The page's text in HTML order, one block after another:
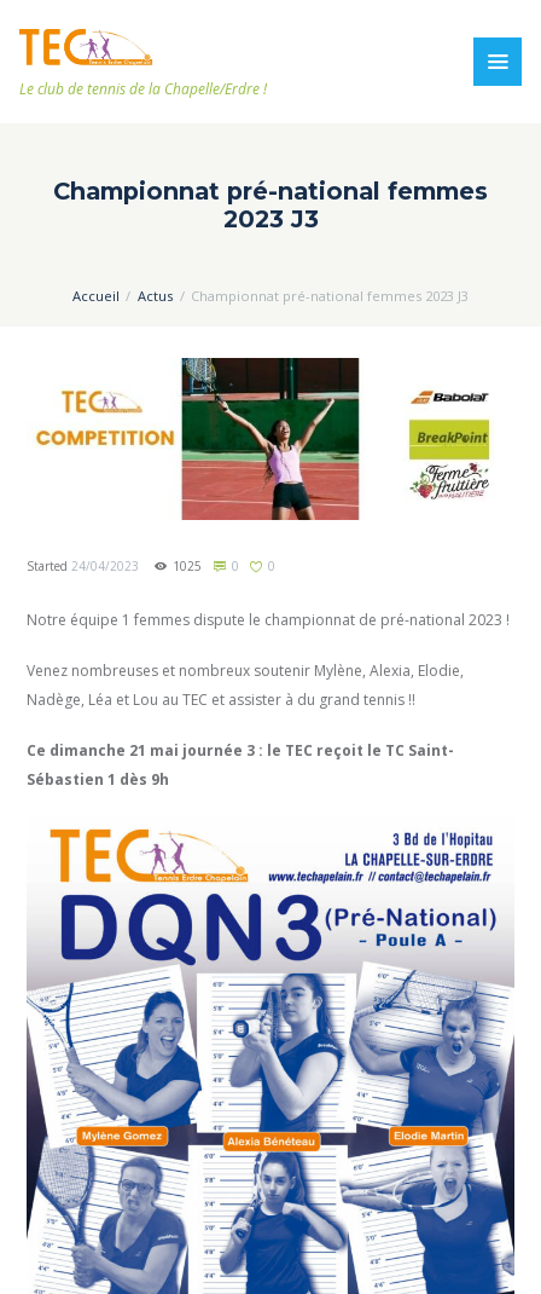
Le club de tennis de la Chapelle/Erdre !
Championnat pré-national femmes
2023 J3
Accueil Actus Championnat pré-national femmes 2023 J3
Started24/04/2023 1025 0 0
Notre équipe 1 femmes dispute le championnat de pré-national 2023 !
Venez nombreuses et nombreux soutenir Mylène, Alexia, Elodie,
Nadège, Léa et Lou au TEC et assister à du grand tennis !!
Ce dimanche 21 mai journée 3 : le TEC reçoit le TC Saint-
Sébastien 1 dès 9h